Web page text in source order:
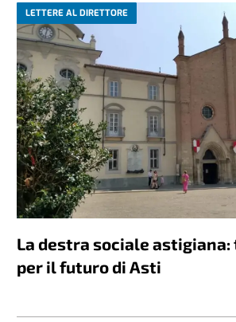
LETTERE AL DIRETTORE
La destra sociale
per il futuro di Asti